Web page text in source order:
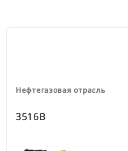
Нефтегазовая отрасль
3516B